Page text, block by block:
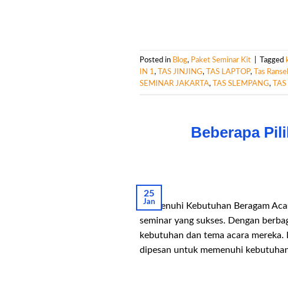
Posted in Blog, Paket Seminar Kit Tagged
IN 1, TAS JINJING, TAS LAPTOP, Tas Ransel
SEMINAR JAKARTA, TAS SLEMPANG,
Beberapa
25
Jan
Memenuhi Kebutuhan Beragam
seminar yang sukses. Dengan
kebutuhan dan tema acara
dipesan untuk memenuhi